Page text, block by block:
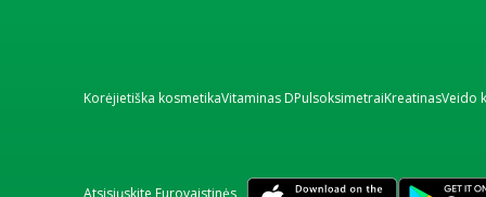
Korėjietiška kosmetikaVitaminas DPulsoksimetraiKreatinasVeido
Atsisiųskite Eurovaistinės